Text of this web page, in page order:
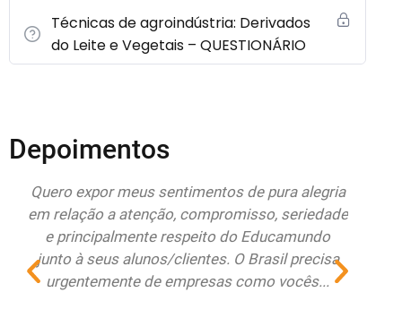
Técnicas de agroindústria: Derivados
do Leite e Vegetais – QUESTIONÁRIO
Depoimentos
Quero expor meus sentimentos de pura alegria
em relação a atenção, compromisso, seriedade
e principalmente respeito do Educamundo
junto à seus alunos/clientes. O Brasil precisa
urgentemente de empresas como vocês...